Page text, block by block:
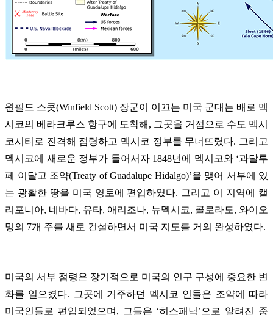
윈필드 스콧(Winfield Scott) 장군이 이끄는 미국 군대는 배로 멕
시코의 베라크루스 항구에 도착해, 그곳을 거점으로 수도 멕시
코시티로 진격해 점령하고 멕시코 정부를 무너뜨렸다. 그리고
멕시코에 새로운 정부가 들어서자 1848년에 멕시코와 ‘과달루
페 이달고 조약(Treaty of Guadalupe Hidalgo)’을 맺어 서부에 있
는 광활한 땅을 미국 영토에 편입하였다. 그리고 이 지역에 캘
리포니아, 네바다, 유타, 애리조나, 뉴멕시코, 콜로라도, 와이오
밍의 7개 주를 새로 건설하면서 미국 지도를 거의 완성하였다.
미국의 서부 점령은 장기적으로 미국의 인구 구성에 중요한 변
화를 일으켰다. 그곳에 거주하던 멕시코 인들은 조약에 따라
미국인들로 편입되었으며, 그들은 ‘히스패닉’으로 알려진 중